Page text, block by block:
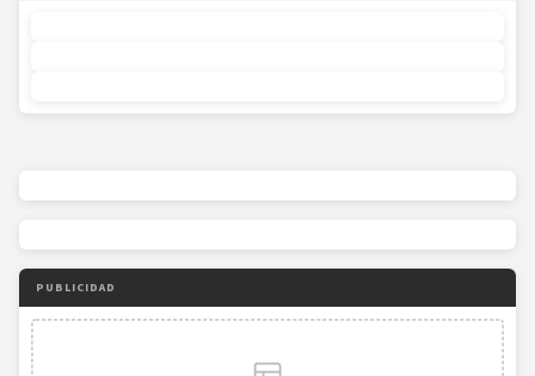
PUBLICIDAD